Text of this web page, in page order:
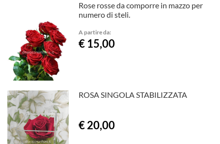
Rose rosse da comporre in mazzo per
numero di steli.
A partire da:
€ 15,00
ROSA SINGOLA STABILIZZATA
€ 20,00